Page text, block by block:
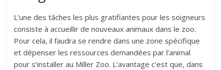
L’une des tâches les plus gratifiantes pour les soigneurs
consiste à accueillir de nouveaux animaux dans le zoo.
Pour cela, il faudra se rendre dans une zone spécifique
et dépenser les ressources demandées par l’animal
pour s’installer au Miller Zoo. L’avantage c’est que, dans